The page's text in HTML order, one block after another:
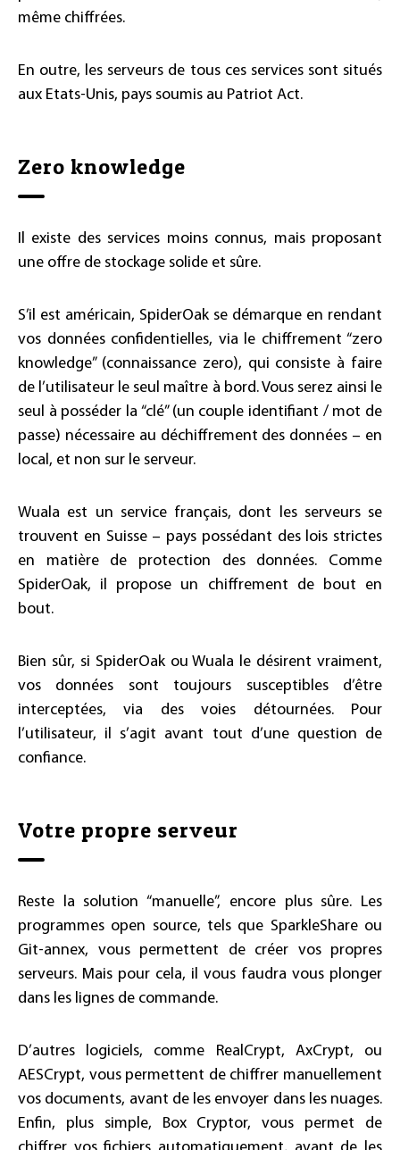
même chiffrées.
En outre, les serveurs de tous ces services sont situés
aux Etats-Unis, pays soumis au Patriot Act.
Zero knowledge
Il existe des services moins connus, mais proposant
une offre de stockage solide et sûre.
S’il est américain, SpiderOak se démarque en rendant
vos données confidentielles, via le chiffrement “zero
knowledge” (connaissance zero), qui consiste à faire
de l’utilisateur le seul maître à bord. Vous serez ainsi le
seul à posséder la “clé” (un couple identifiant / mot de
passe) nécessaire au déchiffrement des données – en
local, et non sur le serveur.
Wuala est un service français, dont les serveurs se
trouvent en Suisse – pays possédant des lois strictes
en matière de protection des données. Comme
SpiderOak, il propose un chiffrement de bout en
bout.
Bien sûr, si SpiderOak ou Wuala le désirent vraiment,
vos données sont toujours susceptibles d’être
interceptées, via des voies détournées. Pour
l’utilisateur, il s’agit avant tout d’une question de
confiance.
Votre propre serveur
Reste la solution “manuelle”, encore plus sûre. Les
programmes open source, tels que SparkleShare ou
Git-annex, vous permettent de créer vos propres
serveurs. Mais pour cela, il vous faudra vous plonger
dans les lignes de commande.
D’autres logiciels, comme RealCrypt, AxCrypt, ou
AESCrypt, vous permettent de chiffrer manuellement
vos documents, avant de les envoyer dans les nuages.
Enfin, plus simple, Box Cryptor, vous permet de